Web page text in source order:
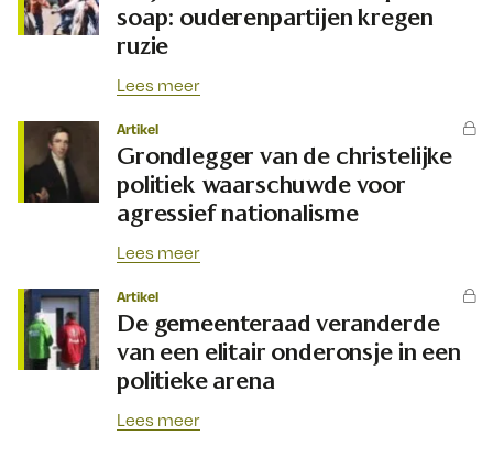
soap: ouderenpartijen kregen
ruzie
Lees meer
Artikel
Grondlegger van de christelijke
politiek waarschuwde voor
agressief nationalisme
Lees meer
Artikel
De gemeenteraad veranderde
van een elitair onderonsje in een
politieke arena
Lees meer